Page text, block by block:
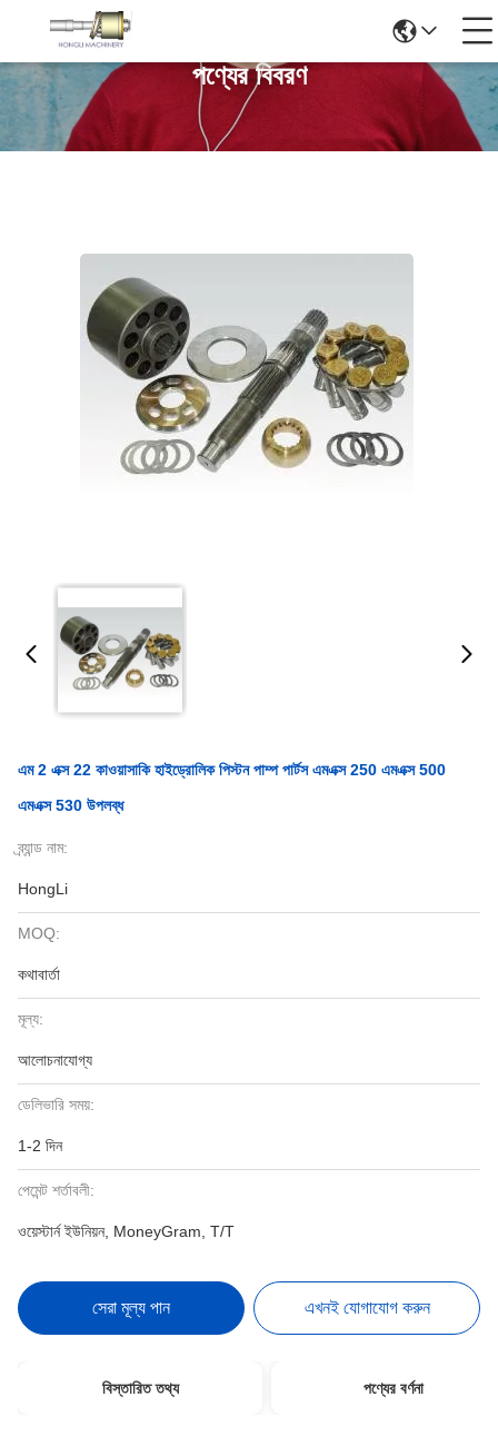
পণ্যের বিবরণ
এম 2 এক্স 22 কাওয়াসাকি হাইড্রোলিক পিস্টন পাম্প পার্টস এমএক্স 250 এমএক্স 500
এমএক্স 530 উপলব্ধ
ব্র্যান্ড নাম:
HongLi
MOQ:
কথাবার্তা
মূল্য:
আলোচনাযোগ্য
ডেলিভারি সময়:
1-2 দিন
পেমেন্ট শর্তাবলী:
ওয়েস্টার্ন ইউনিয়ন, MoneyGram, T/T
সেরা মূল্য পান এখনই যোগাযোগ করুন
বিস্তারিত তথ্য পণ্যের বর্ণনা